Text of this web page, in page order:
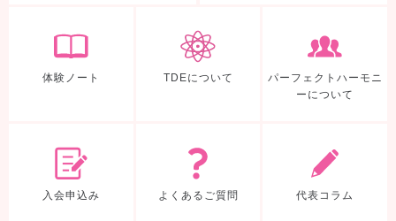
体験ノート TDEについて
パーフェクトハーモニ
ーについて
入会申込み よくあるご質問 代表コラム